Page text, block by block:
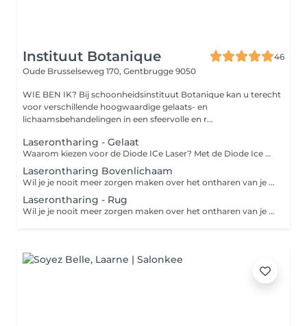
Instituut Botanique
46
Oude Brusselseweg 170, Gentbrugge 9050
WIE BEN IK? Bij schoonheidsinstituut Botanique kan u terecht
voor verschillende hoogwaardige gelaats- en
lichaamsbehandelingen in een sfeervolle en r...
Laserontharing - Gelaat
Waarom kiezen voor de Diode ICe Laser? Met de Diode Ice Laser voor definitief ontharing verwijdert u maar liefst 90% haar op de behandelde zone. Hierbij is het veilig, efficiënt en zonder risico geschikt voor alle huidtypes. DOET HET PIJN?Dit toestel heeft een krachtig koelsysteem tot - 7 graden dat zorgt voor minder bijwerkingen. De huid warmt minder snel op waardoor het comfort tijdens een behandeling toeneemt. Een kleine prikkeling moet je voelen omdat het haarzakje wordt verbrand. IS HET DEFINITIEF?Tenzij er sprake is van een hormonale verandering, zijn de resultaten met de laser permanent! Haar dat is vernietigd groeit niet meer terug. Weg is weg maar je zal nooit 100 % permanent haarvrij zijn. Wel kan u rekenen op 90% haarverlies. En de haartjes die af en toe kunnen terugkomen zullen vele malen lichter en ook minder sterk zijn. Sommige haarwortels slapen en zullen pas enkele jaren later terug een haartje produceren. HOEVEEL SESSIES ZIJN ER NODIG?Dit is afhankelijk van persoon tot persoon en de hoeveelheid haar die aanwezig is. Om al het haar definitief te verwijderen zijn er tussen 6 en 8 sessies nodig. Hoe werkt het?Tijdens een laserbehandeling wordt er een zeer krachtige lichtstraal uitgezonden waardoor de haarzakjes vernietigd worden. De haarzakjes zijn vernietigd na 6 tot 10 laserbehandelingen. Het resultaat is een definitieve zijdezachte huid!
Laserontharing Bovenlichaam
Wil je je nooit meer zorgen maken over het ontharen van je benen, oksels, bikinilijn, etc.? Dan is laserontharen de oplossing! Laseren is een ontharingsmethode waarbij de haren definitief worden verwijderd. Tijdens een laserbehandeling wordt er een zeer krachtige lichtstraal uitgezonden waardoor de haarzakjes vernietigd worden. De haarzakjes zijn vernietigd na 6 tot 10 laserbehandelingen. Het resultaat is een definitieve zijdezachte huid!
Laserontharing - Rug
Wil je je nooit meer zorgen maken over het ontharen van je benen, oksels, bikinilijn, etc.? Dan is laserontharen de oplossing! Laseren is een ontharingsmethode waarbij de haren definitief worden verwijderd. Tijdens een laserbehandeling wordt er een zeer krachtige lichtstraal uitgezonden waardoor de haarzakjes vernietigd worden. De haarzakjes zijn vernietigd na 6 tot 10 laserbehandelingen. Het resultaat is een definitieve zijdezachte huid!